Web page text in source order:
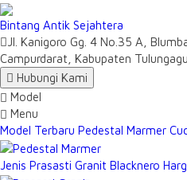
Bintang Antik Sejahtera
Jl. Kanigoro Gg. 4 No.35 A,
Campurdarat, Kabupaten
Hubungi Kami
Model
Menu
Model Terbaru Pedestal Marmer
Jenis Prasasti Granit Blacknero